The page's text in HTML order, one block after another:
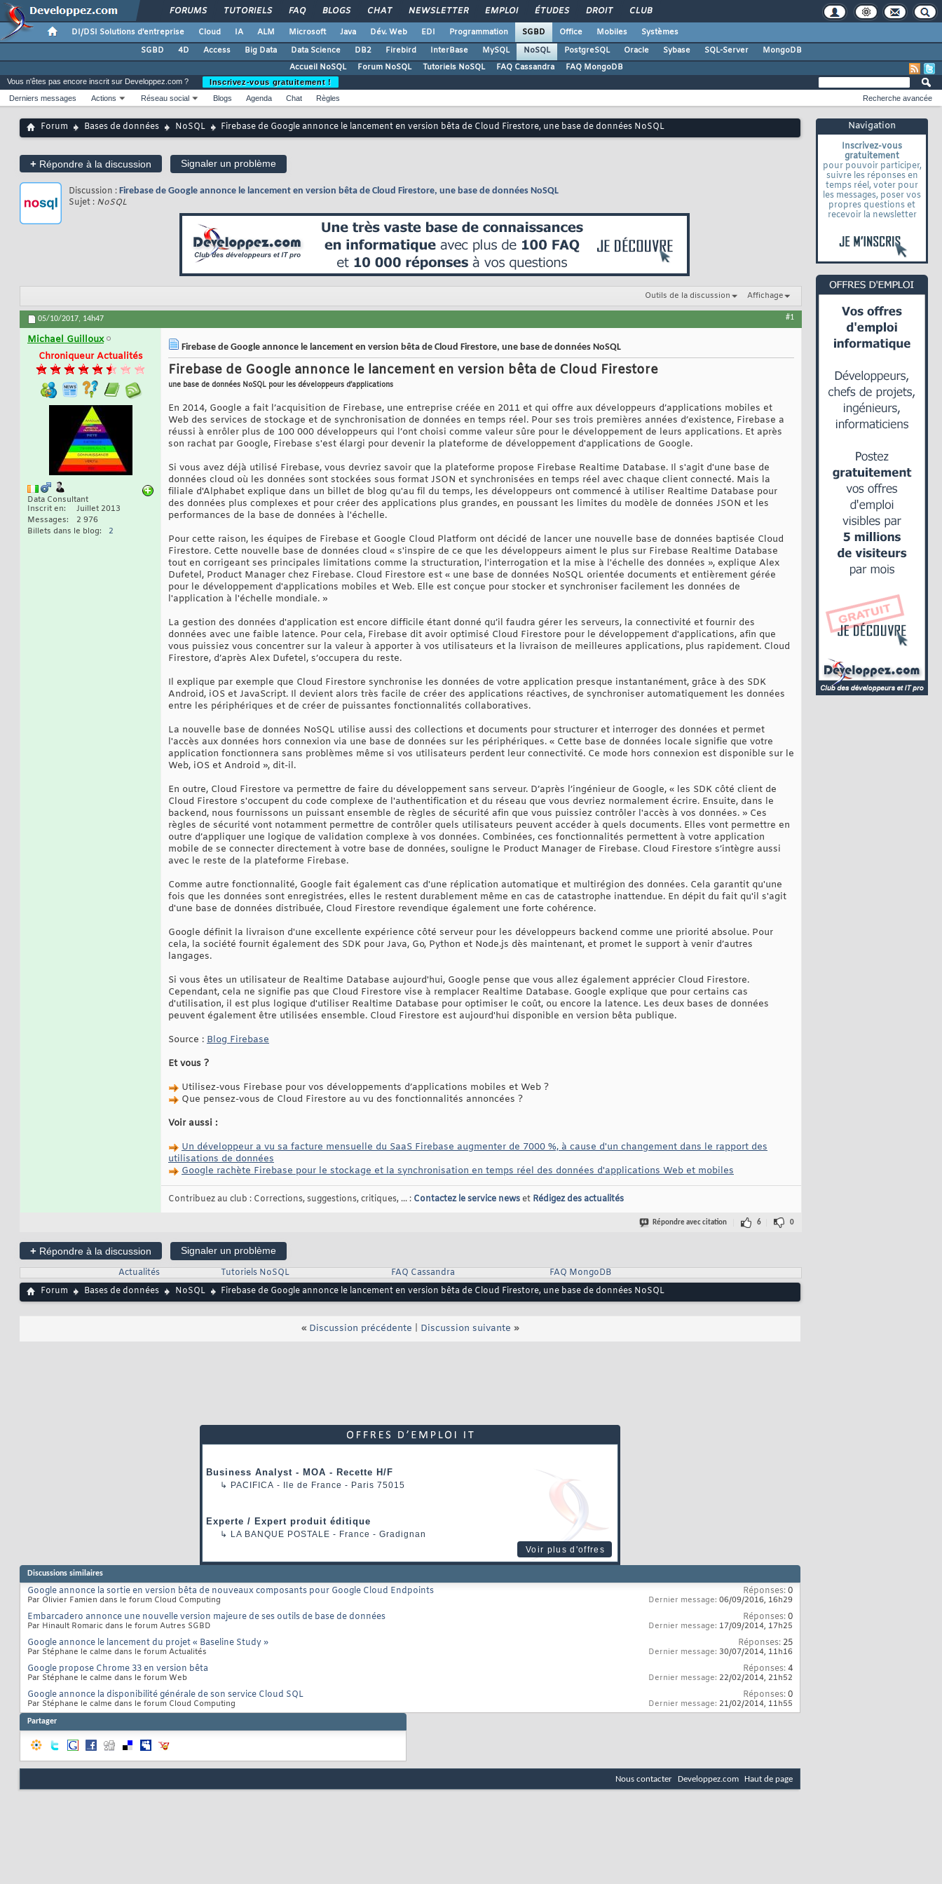
FORUMS TUTORIELS FAQ BLOGS CHAT NEWSLETTER EMPLOI ÉTUDES DROIT CLUB
DI/DSI Solutions d'entreprise Cloud IA ALM Microsoft Java Dév. Web EDI Programmation SGBD Office Mobiles
Systèmes
SGBD
4D Access Big Data Data Science DB2 Firebird InterBase MySQL NoSQL PostgreSQL Oracle Sybase SQL-Server
MongoDB
Accueil NoSQL
Forum NoSQL Tutoriels NoSQL FAQ Cassandra FAQ MongoDB
Navigation
Inscrivez-vous
gratuitement
pour pouvoir participer,
suivre les réponses en
temps réel, voter pour
les messages, poser vos
propres questions et
recevoir la newsletter
Vous n'êtes pas encore inscrit sur Developpez.com ?
Inscrivez-vous gratuitement !
Derniers messages
Actions Réseau social Blogs Agenda Chat Règles Recherche avancée
Forum Bases de données NoSQL Firebase de Google annonce le lancement en version bêta de Cloud Firestore, une base de données NoSQL
+ Répondre à la discussion Signaler un problème
Discussion : Firebase de Google annonce le lancement en version bêta de Cloud Firestore, une base de données NoSQL
Sujet : NoSQL
Outils de la discussion Affichage
05/10/2017, 14h47 #1
Michael Guilloux
Chroniqueur Actualités
Data Consultant
Inscrit en
Juillet 2013
Messages
2 976
Billets dans le blog
2
Firebase de Google annonce le lancement en version bêta de Cloud Firestore, une base de données NoSQL
Firebase de Google annonce le lancement en version bêta de Cloud Firestore
une base de données NoSQL pour les développeurs d’applications
En 2014, Google a fait l’acquisition de Firebase, une entreprise créée en 2011 et qui offre aux développeurs d’applications mobiles et
Web des services de stockage et de synchronisation de données en temps réel. Pour ses trois premières années d’existence, Firebase a
réussi à enrôler plus de 100 000 développeurs qui l’ont choisi comme valeur sûre pour le développement de leurs applications. Et après
son rachat par Google, Firebase s'est élargi pour devenir la plateforme de développement d'applications de Google.
Si vous avez déjà utilisé Firebase, vous devriez savoir que la plateforme propose Firebase Realtime Database. Il s'agit d'une base de
données cloud où les données sont stockées sous format JSON et synchronisées en temps réel avec chaque client connecté. Mais la
filiale d'Alphabet explique dans un billet de blog qu'au fil du temps, les développeurs ont commencé à utiliser Realtime Database pour
des données plus complexes et pour créer des applications plus grandes, en poussant les limites du modèle de données JSON et les
performances de la base de données à l'échelle.
Pour cette raison, les équipes de Firebase et Google Cloud Platform ont décidé de lancer une nouvelle base de données baptisée Cloud
Firestore. Cette nouvelle base de données cloud « s'inspire de ce que les développeurs aiment le plus sur Firebase Realtime Database
tout en corrigeant ses principales limitations comme la structuration, l'interrogation et la mise à l'échelle des données », explique Alex
Dufetel, Product Manager chez Firebase. Cloud Firestore est « une base de données NoSQL orientée documents et entièrement gérée
pour le développement d'applications mobiles et Web. Elle est conçue pour stocker et synchroniser facilement les données de
l'application à l'échelle mondiale. »
La gestion des données d'application est encore difficile étant donné qu’il faudra gérer les serveurs, la connectivité et fournir des
données avec une faible latence. Pour cela, Firebase dit avoir optimisé Cloud Firestore pour le développement d'applications, afin que
vous puissiez vous concentrer sur la valeur à apporter à vos utilisateurs et la livraison de meilleures applications, plus rapidement. Cloud
Firestore, d’après Alex Dufetel, s’occupera du reste.
Il explique par exemple que Cloud Firestore synchronise les données de votre application presque instantanément, grâce à des SDK
Android, iOS et JavaScript. Il devient alors très facile de créer des applications réactives, de synchroniser automatiquement les données
entre les périphériques et de créer de puissantes fonctionnalités collaboratives.
La nouvelle base de données NoSQL utilise aussi des collections et documents pour structurer et interroger des données et permet
l'accès aux données hors connexion via une base de données sur les périphériques. « Cette base de données locale signifie que votre
application fonctionnera sans problèmes même si vos utilisateurs perdent leur connectivité. Ce mode hors connexion est disponible sur le
Web, iOS et Android », dit-il.
En outre, Cloud Firestore va permettre de faire du développement sans serveur. D’après l’ingénieur de Google, « les SDK côté client de
Cloud Firestore s'occupent du code complexe de l'authentification et du réseau que vous devriez normalement écrire. Ensuite, dans le
backend, nous fournissons un puissant ensemble de règles de sécurité afin que vous puissiez contrôler l'accès à vos données. » Ces
règles de sécurité vont notamment permettre de contrôler quels utilisateurs peuvent accéder à quels documents. Elles vont permettre en
outre d’appliquer une logique de validation complexe à vos données. Combinées, ces fonctionnalités permettent à votre application
mobile de se connecter directement à votre base de données, souligne le Product Manager de Firebase. Cloud Firestore s’intègre aussi
avec le reste de la plateforme Firebase.
Comme autre fonctionnalité, Google fait également cas d'une réplication automatique et multirégion des données. Cela garantit qu'une
fois que les données sont enregistrées, elles le restent durablement même en cas de catastrophe inattendue. En dépit du fait qu'il s'agit
d'une base de données distribuée, Cloud Firestore revendique également une forte cohérence.
Google définit la livraison d'une excellente expérience côté serveur pour les développeurs backend comme une priorité absolue. Pour
cela, la société fournit également des SDK pour Java, Go, Python et Node.js dès maintenant, et promet le support à venir d’autres
langages.
Si vous êtes un utilisateur de Realtime Database aujourd'hui, Google pense que vous allez également apprécier Cloud Firestore.
Cependant, cela ne signifie pas que Cloud Firestore vise à remplacer Realtime Database. Google explique que pour certains cas
d'utilisation, il est plus logique d'utiliser Realtime Database pour optimiser le coût, ou encore la latence. Les deux bases de données
peuvent également être utilisées ensemble. Cloud Firestore est aujourd'hui disponible en version bêta publique.
Source : Blog Firebase
Et vous ?
Utilisez-vous Firebase pour vos développements d’applications mobiles et Web ?
Que pensez-vous de Cloud Firestore au vu des fonctionnalités annoncées ?
Voir aussi :
Un développeur a vu sa facture mensuelle du SaaS Firebase augmenter de 7000 %, à cause d'un changement dans le rapport des
utilisations de données
Google rachète Firebase pour le stockage et la synchronisation en temps réel des données d'applications Web et mobiles
Contribuez au club : Corrections, suggestions, critiques, ... : Contactez le service newset Rédigez des actualités
Répondre avec citation 6 0
+ Répondre à la discussion
Signaler un problème
Actualités
Tutoriels NoSQL FAQ Cassandra
FAQ MongoDB
Forum
Bases de données NoSQL Firebase de Google annonce le lancement en version bêta de Cloud Firestore, une base de données NoSQL
« Discussion précédente Discussion suivante »
Business Analyst - MOA - Recette H/F
↳ PACIFICA - Ile de France - Paris 75015
Experte / Expert produit éditique
↳ LA BANQUE POSTALE - France - Gradignan
Voir plus d'offres
Discussions similaires
Google annonce la sortie en version bêta de nouveaux composants pour Google Cloud Endpoints
Par Olivier Famien dans le forum Cloud Computing
Réponses:0
Dernier message: 06/09/2016, 16h29
Embarcadero annonce une nouvelle version majeure de ses outils de base de données
Par Hinault Romaric dans le forum Autres SGBD
Réponses:0
Dernier message: 17/09/2014, 17h25
Google annonce le lancement du projet « Baseline Study »
Par Stéphane le calme dans le forum Actualités
Réponses: 25
Dernier message: 30/07/2014, 11h16
Google propose Chrome 33 en version bêta
Par Stéphane le calme dans le forum Web
Réponses:4
Dernier message: 22/02/2014, 21h52
Google annonce la disponibilité générale de son service Cloud SQL
Par Stéphane le calme dans le forum Cloud Computing
Réponses:0
Dernier message: 21/02/2014, 11h55
Partager
Nous contacter Developpez.com Haut de page